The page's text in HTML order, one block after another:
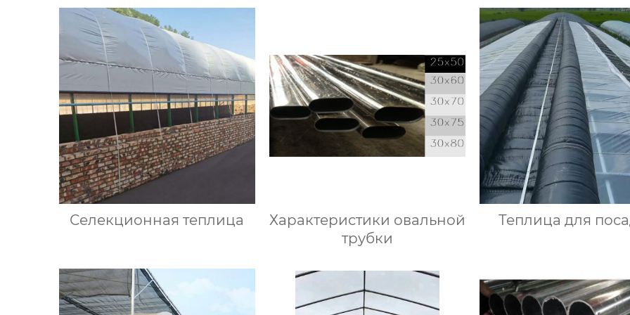
Селекционная теплица
Характеристики овальной
трубки
Теплица для